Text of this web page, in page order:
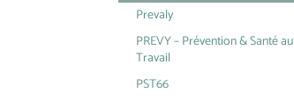
Prevaly
PREVY – Prévention & Santé au
Travail
PST66